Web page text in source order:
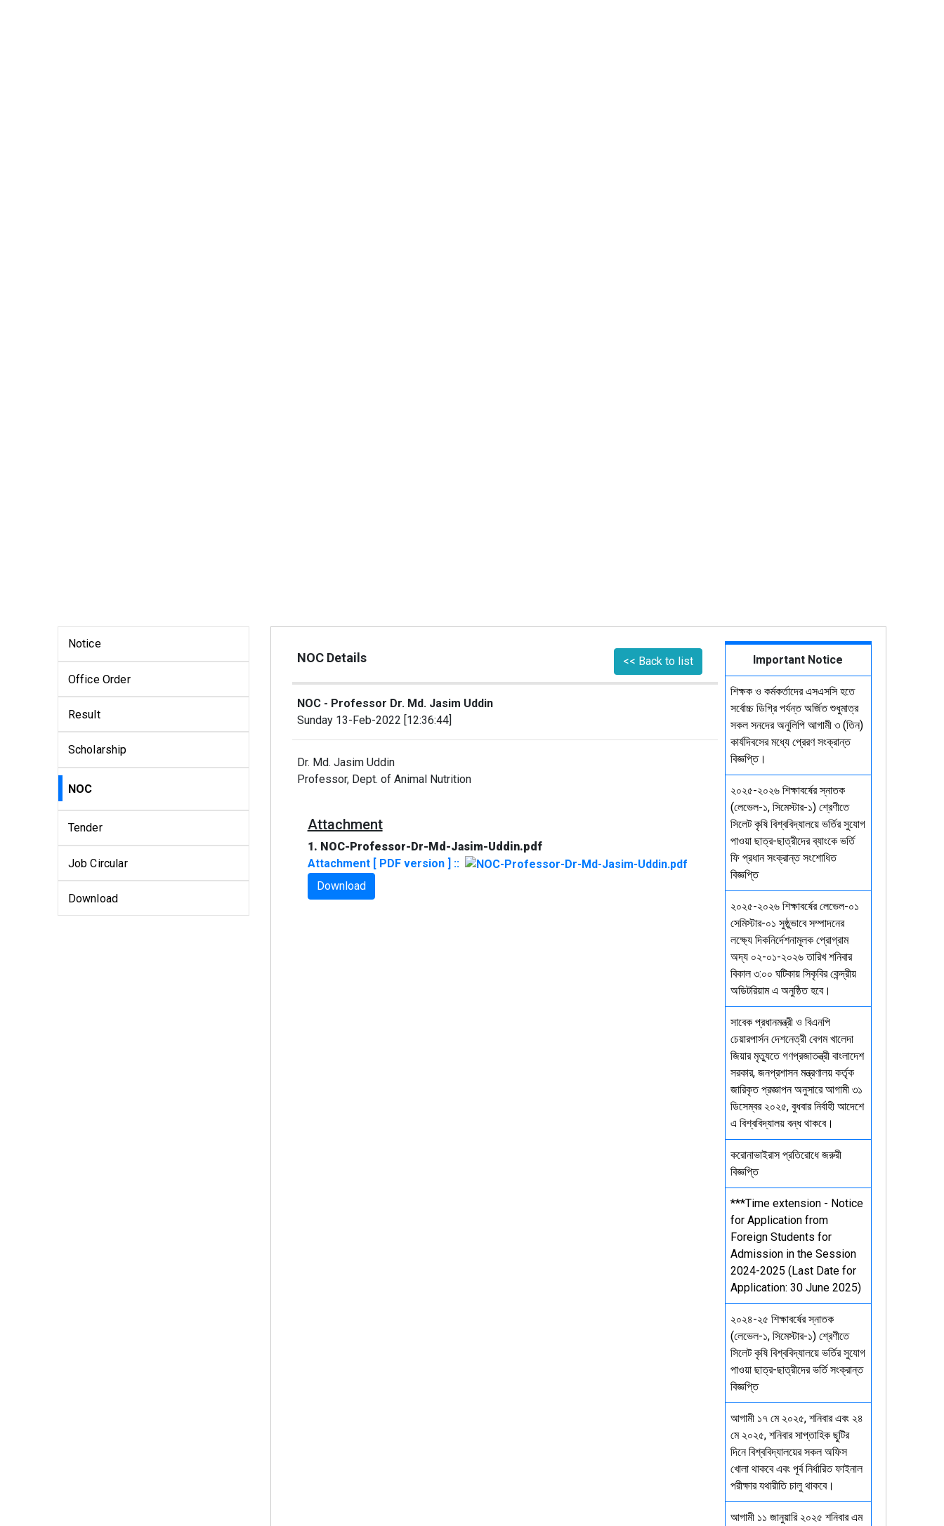
Notice
Office Order
Result
Scholarship
NOC
Tender
Job Circular
Download
NOC Details << Back to list
NOC - Professor Dr. Md. Jasim Uddin
Sunday 13-Feb-2022 [12:36:44]
Dr. Md. Jasim Uddin
Professor, Dept. of Animal Nutrition
Attachment
1. NOC-Professor-Dr-Md-Jasim-Uddin.pdf
Attachment [ PDF version ] ::
Download
Important Notice
শিক্ষক ও কর্মকর্তাদের এসএসসি হতে
সর্বোচ্চ ডিগ্রি পর্যন্ত অর্জিত শুধুমাত্র
সকল সনদের অনুলিপি আগামী ৩ (তিন)
কার্যদিবসের মধ্যে প্রেরণ সংক্রান্ত
বিজ্ঞপ্তি।
২০২৫-২০২৬ শিক্ষাবর্ষের স্নাতক
(লেভেল-১, সিমেস্টার-১) শ্রেণীতে
সিলেট কৃষি বিশ্ববিদ্যালয়ে ভর্তির সুযোগ
পাওয়া ছাত্র-ছাত্রীদের ব্যাংকে ভর্তি
ফি প্রধান সংক্রান্ত সংশোধিত
বিজ্ঞপ্তি
২০২৫-২০২৬ শিক্ষাবর্ষের লেভেল-০১
সেমিস্টার-০১ সুষ্ঠুভাবে সম্পাদনের
লক্ষ্যে দিকনির্দেশনামূলক প্রোগ্রাম
অদ্য ০২-০১-২০২৬ তারিখ শনিবার
বিকাল ৩:০০ ঘটিকায় সিকৃবির কেন্দ্রীয়
অডিটরিয়াম এ অনুষ্ঠিত হবে।
সাবেক প্রধানমন্ত্রী ও বিএনপি
চেয়ারপার্সন দেশনেত্রী বেগম খালেদা
জিয়ার মৃত্যুতে গণপ্রজাতন্ত্রী বাংলাদেশ
সরকার, জনপ্রশাসন মন্ত্রণালয় কর্তৃক
জারিকৃত প্রজ্ঞাপন অনুসারে আগামী ৩১
ডিসেম্বর ২০২৫, বুধবার নির্বাহী আদেশে
এ বিশ্ববিদ্যালয় বন্ধ থাকবে।
করোনাভাইরাস প্রতিরোধে জরুরী
বিজ্ঞপ্তি
***Time extension - Notice
for Application from
Foreign Students for
Admission in the Session
2024-2025 (Last Date for
Application: 30 June 2025)
২০২৪-২৫ শিক্ষাবর্ষের স্নাতক
(লেভেল-১, সিমেস্টার-১) শ্রেণীতে
সিলেট কৃষি বিশ্ববিদ্যালয়ে ভর্তির সুযোগ
পাওয়া ছাত্র-ছাত্রীদের ভর্তি সংক্রান্ত
বিজ্ঞপ্তি
আগামী ১৭ মে ২০২৫, শনিবার এবং ২৪
মে ২০২৫, শনিবার সাপ্তাহিক ছুটির
দিনে বিশ্ববিদ্যালয়ের সকল অফিস
খোলা থাকবে এবং পূর্ব নির্ধারিত ফাইনাল
পরীক্ষার যথারীতি চালু থাকবে।
আগামী ১১ জানুয়ারি ২০২৫ শনিবার এম